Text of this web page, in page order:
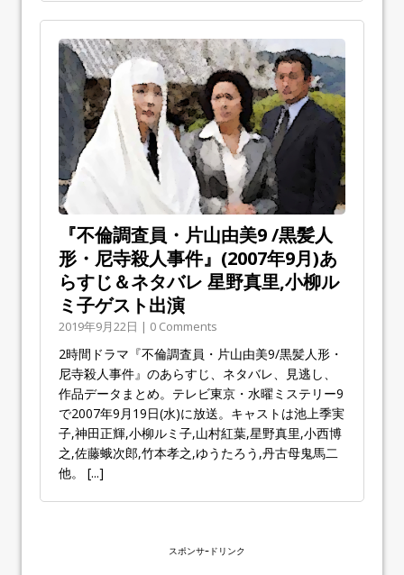
『不倫調査員・片山由美9 /黒髪人
形・尼寺殺人事件』(2007年9月)あ
らすじ＆ネタバレ 星野真里,小柳ル
ミ子ゲスト出演
2019年9月22日 | 0 Comments
2時間ドラマ『不倫調査員・片山由美9/黒髪人形・
尼寺殺人事件』のあらすじ、ネタバレ、見逃し、
作品データまとめ。テレビ東京・水曜ミステリー9
で2007年9月19日(水)に放送。キャストは池上季実
子,神田正輝,小柳ルミ子,山村紅葉,星野真里,小西博
之,佐藤蛾次郎,竹本孝之,ゆうたろう,丹古母鬼馬二
他。 [...]
スポンサｰドリンク